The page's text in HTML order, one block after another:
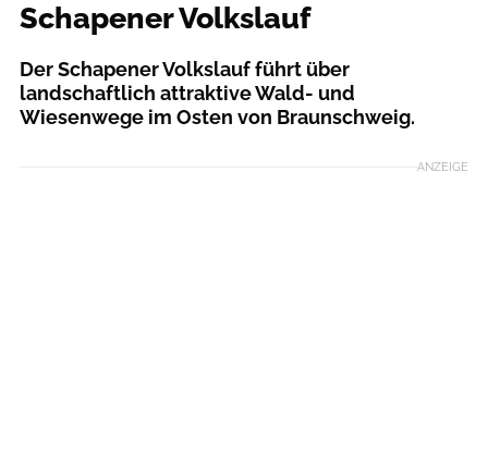
Schapener Volkslauf
Der Schapener Volkslauf führt über
landschaftlich attraktive Wald- und
Wiesenwege im Osten von Braunschweig.
ANZEIGE